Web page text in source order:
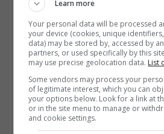
(24,5 per cento).
un incasso di 8 miliardi di
Atlantia.
Di fatto Il controllo passa
nella persona dellaCdp.
Italia che una grande opera
Learn more
Your personal data will be processed
your device (cookies, unique
data) may be stored by, accessed by
partners, or used specifically by this
may use precise geolocation data. List
Some vendors may process your
of legitimate interest, which you can
your options below. Look for a link at
or in the site menu to manage or
and cookie settings.